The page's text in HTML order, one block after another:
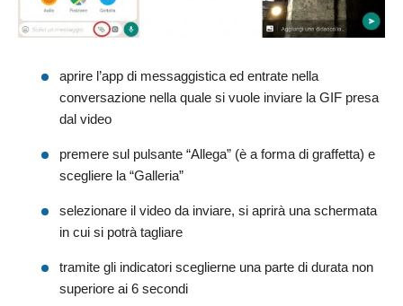
aprire l’app di messaggistica ed entrate nella
conversazione nella quale si vuole inviare la GIF presa
dal video
premere sul pulsante “Allega” (è a forma di graffetta) e
scegliere la “Galleria”
selezionare il video da inviare, si aprirà una schermata
in cui si potrà tagliare
tramite gli indicatori sceglierne una parte di durata non
superiore ai 6 secondi